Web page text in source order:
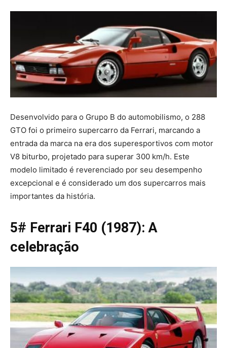
Desenvolvido para o Grupo B do automobilismo, o 288
GTO foi o primeiro supercarro da Ferrari, marcando a
entrada da marca na era dos superesportivos com motor
V8 biturbo, projetado para superar 300 km/h. Este
modelo limitado é reverenciado por seu desempenho
excepcional e é considerado um dos supercarros mais
importantes da história.
5# Ferrari F40 (1987): A
celebração